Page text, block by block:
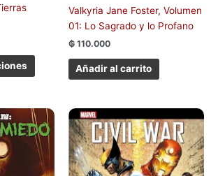
Valkyria Jane Foster, Volumen
01: Lo Sagrado y lo Profano
₲ 110.000
Añadir al carrito